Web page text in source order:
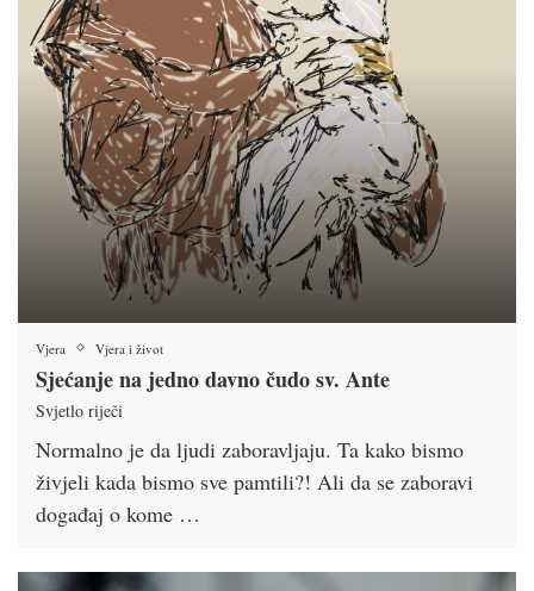
Vjera Vjera i život
Sjećanje na jedno davno čudo sv. Ante
Svjetlo riječi
Normalno je da ljudi zaboravljaju. Ta kako bismo
živjeli kada bismo sve pamtili?! Ali da se zaboravi
događaj o kome …